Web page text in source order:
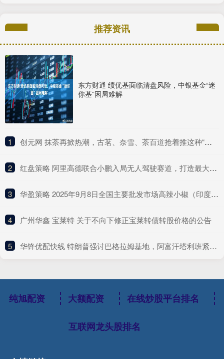
推荐资讯
东方财通 绩优基面临清盘风险，中银基金“迷
你基”困局难解
1 ​创元网 抹茶再掀热潮，古茗、奈雪、茶百道抢着推这种“浓”新品
2 ​红盘策略 阿里高德联合小鹏入局无人驾驶赛道，打造最大Robotaxi聚合平台
3 ​华盈策略 2025年9月8日全国主要批发市场高辣小椒（印度S17）价格行情
4 ​广州华鑫 宝莱特 关于不向下修正宝莱转债转股价格的公告
5 ​华锋优配快线 特朗普强讨巴格拉姆基地，阿富汗塔利班紧急应对
纯旭配资 大额配资 在线炒股平台排名
互联网龙头股排名